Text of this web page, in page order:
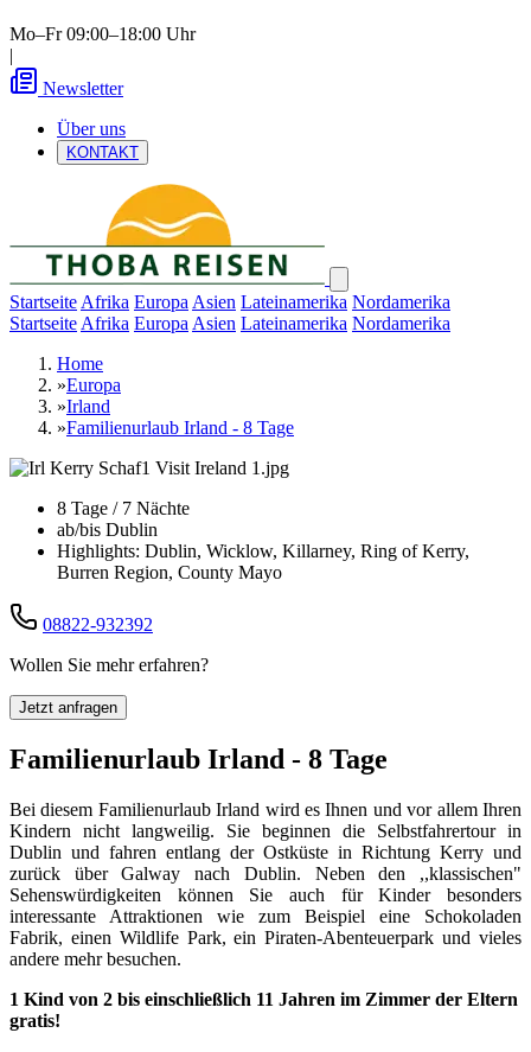
Mo–Fr 09:00–18:00 Uhr
|
Newsletter
Über uns
KONTAKT
Startseite Afrika Europa Asien Lateinamerika Nordamerika
Startseite Afrika Europa Asien Lateinamerika Nordamerika
Home
»Europa
»Irland
»Familienurlaub Irland - 8 Tage
8 Tage / 7 Nächte
ab/bis Dublin
Highlights: Dublin, Wicklow, Killarney, Ring of Kerry,
Burren Region, County Mayo
08822-932392
Wollen Sie mehr erfahren?
Jetzt anfragen
Familienurlaub Irland - 8 Tage
Bei diesem Familienurlaub Irland wird es Ihnen und vor allem Ihren
Kindern nicht langweilig. Sie beginnen die Selbstfahrertour in
Dublin und fahren entlang der Ostküste in Richtung Kerry und
zurück über Galway nach Dublin. Neben den ,,klassischen"
Sehenswürdigkeiten können Sie auch für Kinder besonders
interessante Attraktionen wie zum Beispiel eine Schokoladen
Fabrik, einen Wildlife Park, ein Piraten-Abenteuerpark und vieles
andere mehr besuchen.
1 Kind von 2 bis einschließlich 11 Jahren im Zimmer der Eltern
gratis!